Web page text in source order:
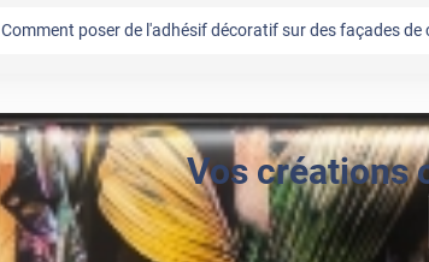
Comment poser de l'adhésif décoratif sur des façades de
Vos créations